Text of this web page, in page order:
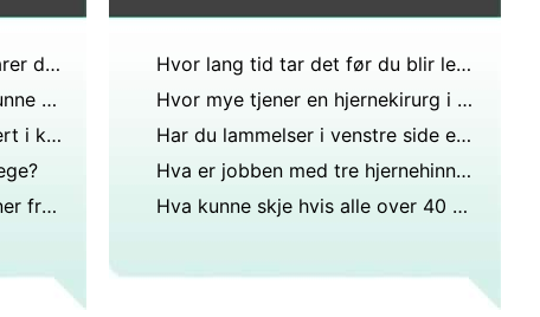
Hva er MR og hvordan forklarer du det?
Hvorfor trenger kirurger å kunne kalkulus?
Hva er effekten av syre injisert i kraniehulen?
Hvordan unngå komplikasjoner fra Brain Surgery
Hvor lang tid tar det før du blir lege?
Hvor mye tjener en hjernekirurg i måneden?
Har du lammelser i venstre side etter operasjon av hjernetoumer?
Hva er jobben med tre hjernehinner (membraner) som dekker hjernen?
Hva kunne skje hvis alle over 40 hadde en MR-skanning?